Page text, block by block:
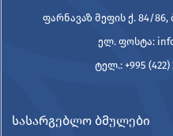
ფარნავაზ მეფის ქ. 84/
ელ. ფოსტა:
ტელ.: +995 (422)
სასარგებლო ბმულები